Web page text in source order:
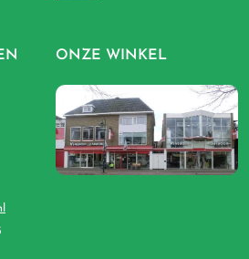
ONZE WINKEL